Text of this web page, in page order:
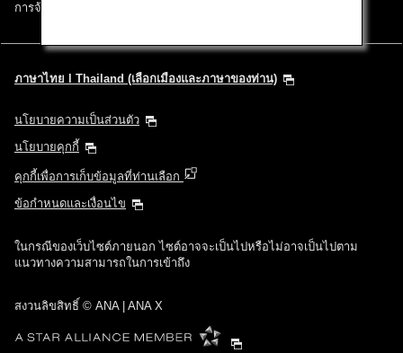
การจ้างงาน
ภาษาไทย l Thailand (เลือกเมืองและภาษาของท่าน)
นโยบายความเป็นส่วนตัว
นโยบายคุกกี้
คุกกี้เพื่อการเก็บข้อมูลที่ท่านเลือก
ข้อกำหนดและเงื่อนไข
ในกรณีของเว็บไซต์ภายนอก ไซต์อาจจะเป็นไปหรือไม่อาจเป็นไปตาม
แนวทางความสามารถในการเข้าถึง
สงวนลิขสิทธิ์ © ANA | ANA X